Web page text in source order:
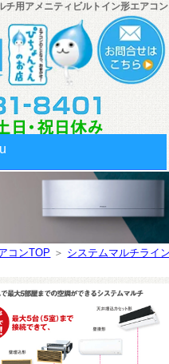
用アメニティビルトイン形エアコン
コンTOP ＞ システムマルチライ